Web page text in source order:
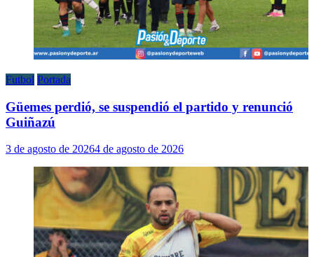
Futbol Portada
Güemes perdió, se suspendió el partido y renunció
Guiñazú
3 de agosto de 20264 de agosto de 2026